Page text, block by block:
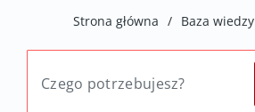
Strona główna / Baza wiedzy